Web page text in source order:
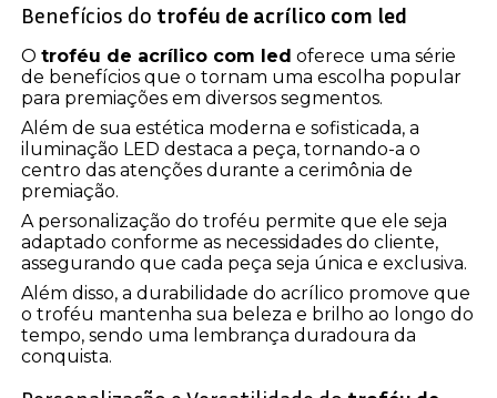
Benefícios do troféu de acrílico com led
Otroféu de acrílico com led oferece uma série
de benefícios que o tornam uma escolha popular
para premiações em diversos segmentos.
Além de sua estética moderna e sofisticada, a
iluminação LED destaca a peça, tornando-a o
centro das atenções durante a cerimônia de
premiação.
A personalização do troféu permite que ele seja
adaptado conforme as necessidades do cliente,
assegurando que cada peça seja única e exclusiva.
Além disso, a durabilidade do acrílico promove que
o troféu mantenha sua beleza e brilho ao longo do
tempo, sendo uma lembrança duradoura da
conquista.